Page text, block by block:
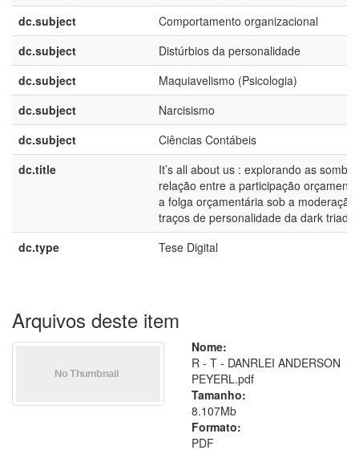
dc.subject
Comportamento organizacional
dc.subject
Distúrbios da personalidade
dc.subject
Maquiavelismo (Psicologia)
dc.subject
Narcisismo
dc.subject
Ciências Contábeis
dc.title
It’s all about us : explorando as
relação entre a participação
a folga orçamentária sob a moderação
traços de personalidade da dark triad
dc.type
Tese Digital
Arquivos deste item
Nome:
R - T - DANRLEI ANDERSON
PEYERL.pdf
Tamanho:
8.107Mb
Formato:
PDF